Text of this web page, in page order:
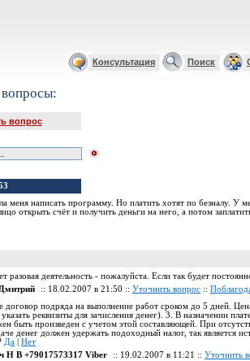
Консультация Поиск
вопрос
меня написать программу. Но платить хотят по безналу.
открыть счёт и получить деньги на него, а потом
разовая деятельность - пожалуйста. Если так будет
:: 18.02.2007 в 21:50 :: Уточнить вопрос ::
договор подряда на выполнение работ сроком до 5 дней.
реквизиты для зачисления денег). 3. В назначении
быть произведен с учетом этой составляющей. При
денег должен удержать подоходный налог, так является
Да
Нет
Н В +79017573317 Viber
:: 19.02.2007 в 11:21 :: Уточнить